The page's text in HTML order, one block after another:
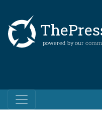
powered by our